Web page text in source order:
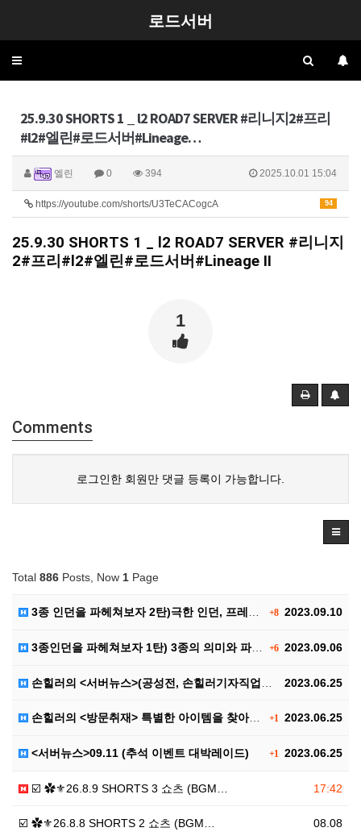
로드서버
Toggle
25.9.30 SHORTS 1 _ l2 ROAD7 SERVER #리니지2#프리
#l2#엘린#로드서버#Lineage…
엘린 0 394 2025.10.01 15:04
94
https://youtube.com/shorts/U3TeCACogcA
25.9.30 SHORTS 1 _ l2 ROAD7 SERVER #리니지
2#프리 #l2#엘린#로드서버 #Lineage II
1
Comments
로그인한 회원만 댓글 등록이 가능합니다.
Total 886 Posts, Now 1 Page
+82023.09.10
3종 인던을 파헤쳐보자 2탄)극한 인던, 프레야 인던,…
+62023.09.06
3종인던을 파헤쳐보자 1탄) 3종의 의미와 파티구성, …
2023.06.25
손힐러의 <서버뉴스>(공성전, 손힐러기자직업공개(?))
+1 2023.06.25
손힐러의 <방문취재> 특별한 아이템을 찾아서..
+1 2023.06.25
<서버뉴스>09.11 (추석 이벤트 대박레이드)
17:42
☑️ ✿⚜26.8.9 SHORTS 3 쇼츠 (BGM…
08.08
☑️ ✿⚜26.8.8 SHORTS 2 쇼츠 (BGM…